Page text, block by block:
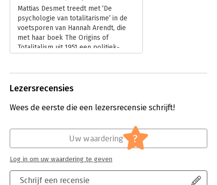
Mattias Desmet treedt met ‘De
psychologie van totalitarisme’ in de
voetsporen van Hannah Arendt, die
met haar boek The Origins of
Totalitalism uit 1951 een politiek-
volgen, niet geleid door dictators,
technocraten.
Lezersrecensies
Wees de eerste die een lezersrecensie schrijft!
Schrijf een recensie
Uw waardering ?
Log in om uw waardering te geven